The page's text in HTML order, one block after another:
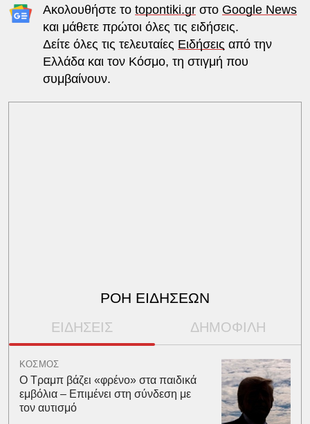
Ακολουθήστε το topontiki.grστο Google News
και μάθετε πρώτοι όλες τις ειδήσεις.
Δείτε όλες τις τελευταίες Ειδήσεις από την
Ελλάδα και τον Κόσμο, τη στιγμή που
συμβαίνουν.
ΡΟΗ ΕΙΔΗΣΕΩΝ
ΕΙΔΗΣΕΙΣ ΔΗΜΟΦΙΛΗ
ΚΟΣΜΟΣ
Ο Τραμπ βάζει «φρένο» στα παιδικά
εμβόλια – Επιμένει στη σύνδεση με
τον αυτισμό